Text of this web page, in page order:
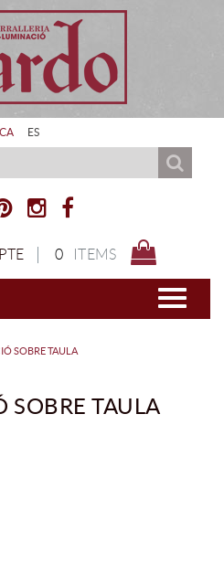
CA ES
0 ITEMS
SOBRE TAULA
SOBRE TAULA